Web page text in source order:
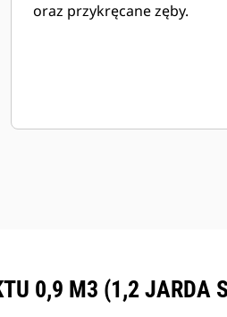
oraz przykręcane zęby.
0,9 M3 (1,2 JARDA